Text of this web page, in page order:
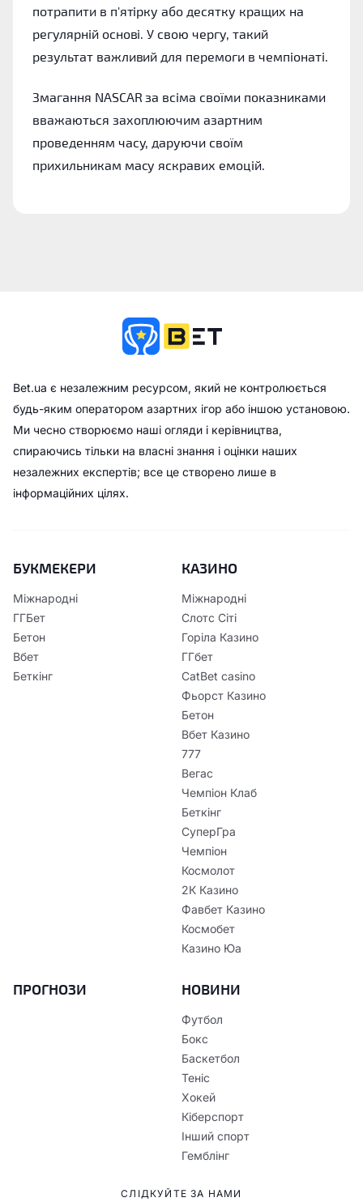
потрапити в п'ятірку або десятку кращих на
регулярній основі. У свою чергу, такий
результат важливий для перемоги в чемпіонаті.
Змагання NASCAR за всіма своїми показниками
вважаються захоплюючим азартним
проведенням часу, даруючи своїм
прихильникам масу яскравих емоцій.
Bet.ua є незалежним ресурсом, який не контролюється
будь-яким оператором азартних ігор або іншою установою.
Ми чесно створюємо наші огляди і керівництва,
спираючись тільки на власні знання і оцінки наших
незалежних експертів; все це створено лише в
інформаційних цілях.
БУКМЕКЕРИ
Міжнародні
ГГБет
Бетон
Вбет
Беткінг
КАЗИНО
Міжнародні
Слотс Сіті
Горіла Казино
ГГбет
CatBet casino
Фьорст Казино
Бетон
Вбет Казино
777
Вегас
Чемпіон Клаб
Беткінг
СуперГра
Чемпіон
Космолот
2К Казино
Фавбет Казино
Космобет
Казино Юа
ПРОГНОЗИ НОВИНИ
Футбол
Бокс
Баскетбол
Теніс
Хокей
Кіберспорт
Інший спорт
Гемблінг
СЛІДКУЙТЕ ЗА НАМИ